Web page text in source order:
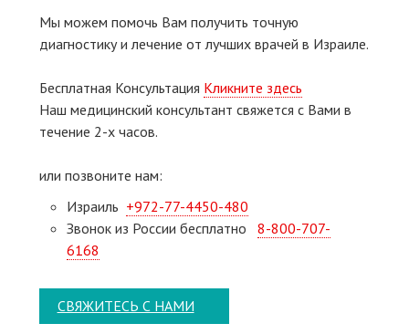
Мы можем помочь Вам получить точную
диагностику и лечение от лучших врачей в Израиле.
Бесплатная Консультация Кликните здесь
Наш медицинский консультант свяжeтся с Вами в
течение 2-х часов.
или позвоните нам:
Израиль +972-77-4450-480
Звонок из России бесплатно 8-800-707-
6168
СВЯЖИТЕСЬ С НАМИ